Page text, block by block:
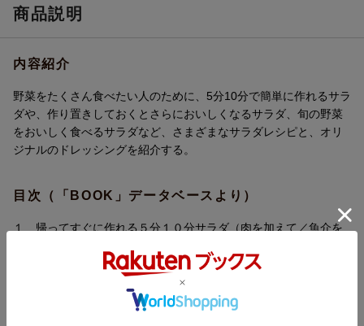
商品説明
内容紹介
野菜をたくさん食べたい人のために、5分10分で簡単に作れるサラ
ダや、作り置きしておくとさらにおいしくなるサラダ、旬の野菜
をおいしく食べるサラダなど、さまざまなサラダレシピと、オリ
ジナルのドレッシングを紹介する。
目次（「BOOK」データベースより）
１ 帰ってすぐに作れる５分１０分サラダ（肉を加えて／魚介を
ラダ／マリネサラダ ほか）／３ 主食にもなるごはんサラダ
（米／押し麦 ほか）／４ 季節を味わう旬サラダ（春野菜とチ
キンのソテーサラダ／菜の花とえびのからしあえ ほか）